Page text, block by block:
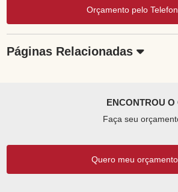
Orçamento pelo
Páginas Relacionadas
ENCONTROU
Faça seu
Quero meu orçamento